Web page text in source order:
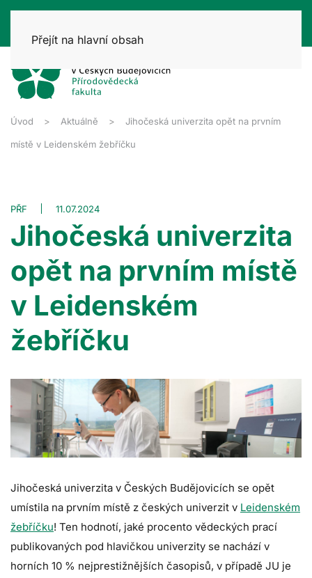
Přejít na hlavní obsah
Úvod Aktuálně Jihočeská univerzita opět na prvním
místě v Leidenském žebříčku
PŘF 11.07.2024
Jihočeská univerzita
opět na prvním místě
v Leidenském
žebříčku
Jihočeská univerzita v Českých Budějovicích se opět
umístila na prvním místě z českých univerzit v Leidenském
žebříčku! Ten hodnotí, jaké procento vědeckých prací
publikovaných pod hlavičkou univerzity se nachází v
horních 10 % nejprestižnějších časopisů, v případě JU je